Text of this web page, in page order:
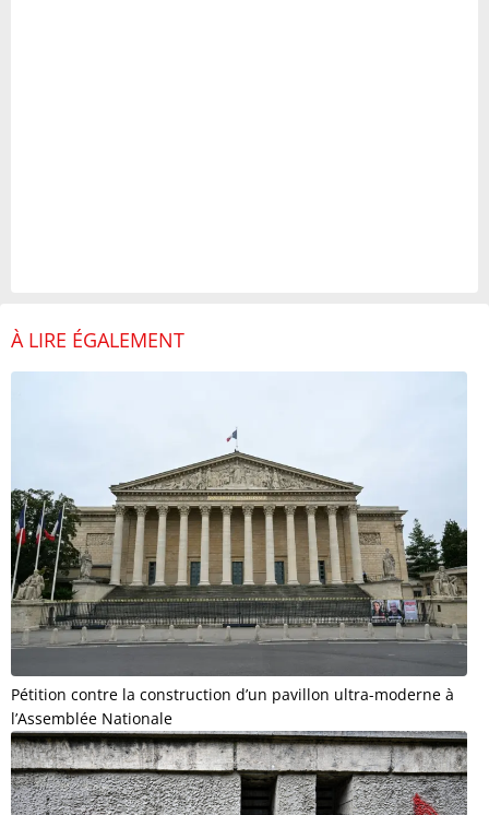
À LIRE ÉGALEMENT
Pétition contre la construction d’un pavillon ultra-moderne à
l’Assemblée Nationale